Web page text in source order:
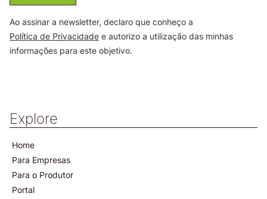
Explore
Home
Para Empresas
Para o Produtor
Portal
Ao assinar a newsletter, declaro que conheço a
Política de Privacidade e autorizo a utilização das minhas
informações para este objetivo.